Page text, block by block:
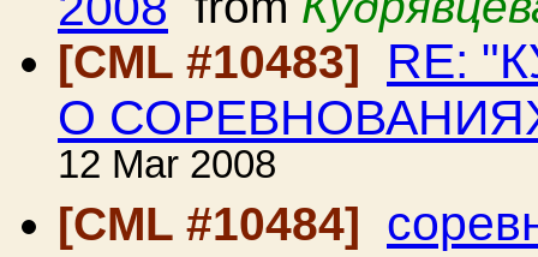
[CML #10483]
RE:
О
12 Mar 2008
[CML #10484]